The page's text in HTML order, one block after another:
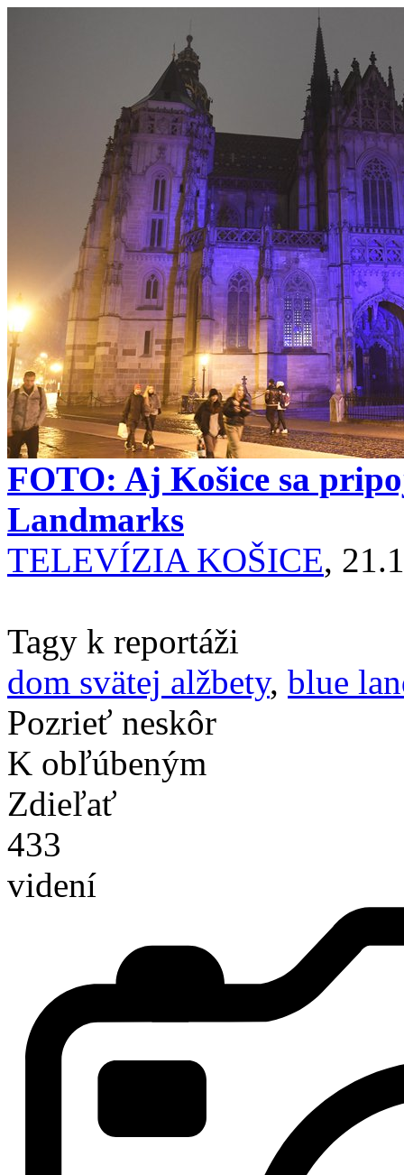
FOTO: Aj Košice sa
Landmarks
TELEVÍZIA KOŠICE,
Tagy k reportáži
dom svätej alžbety, blue
Pozrieť neskôr
K obľúbeným
Zdieľať
433
videní